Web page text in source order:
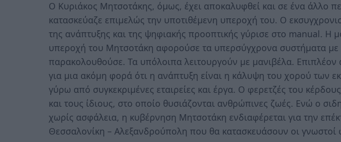
Ο Κυριάκος Μητσοτάκης, όμως, έχει αποκαλυφθεί και σε ένα άλλο
κατασκεύαζε επιμελώς την υποτιθέμενη υπεροχή του. Ο
της ανάπτυξης και της ψηφιακής προοπτικής γύρισε στο manual. H
υπεροχή του Μητσοτάκη αφορούσε τα υπερσύγχρονα συστήματα με
παρακολουθούσε. Τα υπόλοιπα λειτουργούν με μανιβέλα. Επιπλέον
για μια ακόμη φορά ότι η ανάπτυξη είναι η κάλυψη του χορού των
γύρω από συγκεκριμένες εταιρείες και έργα. Ο φερετζές του
και τους ίδιους, στο οποίο θυσιάζονται ανθρώπινες ζωές. Ενώ ο
χωρίς ασφάλεια, η κυβέρνηση Μητσοτάκη ενδιαφέρεται για την
Θεσσαλονίκη – Αλεξανδρούπολη που θα κατασκευάσουν οι γνωστοί